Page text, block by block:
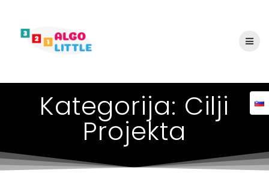
Kategorija: Cilji
Projekta